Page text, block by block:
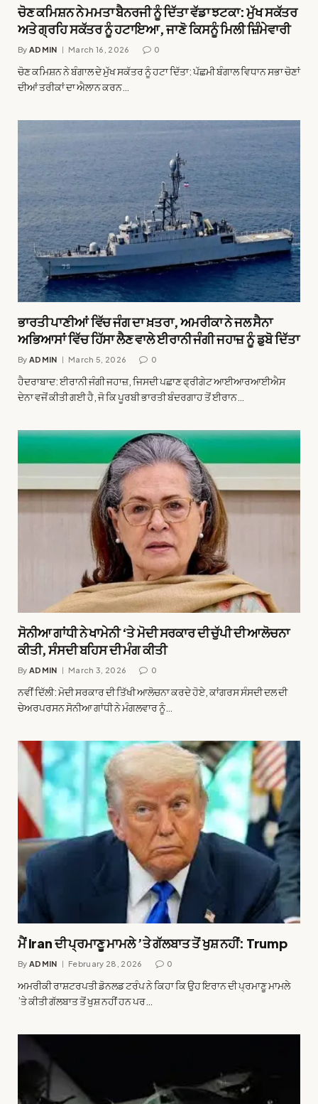
ਚੋਣ ਕਮਿਸ਼ਨ ਨੇ ਮਮਤਾ ਬੈਨਰਜੀ ਨੂੰ ਦਿੱਤਾ ਵੱਡਾ ਝਟਕਾ: ਮੁੱਖ ਸਕੱਤਰ
ਅਤੇ ਗ੍ਰਹਿ ਸਕੱਤਰ ਨੂੰ ਹਟਾਇਆ, ਜਾਣੋ ਕਿਸਨੂੰ ਮਿਲੀ ਜ਼ਿੰਮੇਵਾਰੀ
By ADMIN March 16, 2026 0
ਚੋਣ ਕਮਿਸ਼ਨ ਨੇ ਬੰਗਾਲ ਦੇ ਮੁੱਖ ਸਕੱਤਰ ਨੂੰ ਹਟਾ ਦਿੱਤਾ: ਪੱਛਮੀ ਬੰਗਾਲ ਵਿਧਾਨ ਸਭਾ ਚੋਣਾਂ
ਦੀਆਂ ਤਰੀਕਾਂ ਦਾ ਐਲਾਨ ਕਰਨ…
ਭਾਰਤੀ ਪਾਣੀਆਂ ਵਿੱਚ ਜੰਗ ਦਾ ਖ਼ਤਰਾ, ਅਮਰੀਕਾ ਨੇ ਜਲ ਸੈਨਾ
ਅਭਿਆਸਾਂ ਵਿੱਚ ਹਿੱਸਾ ਲੈਣ ਵਾਲੇ ਈਰਾਨੀ ਜੰਗੀ ਜਹਾਜ਼ ਨੂੰ ਡੁਬੋ ਦਿੱਤਾ
By ADMIN March 5, 2026 0
ਹੈਦਰਾਬਾਦ: ਈਰਾਨੀ ਜੰਗੀ ਜਹਾਜ਼, ਜਿਸਦੀ ਪਛਾਣ ਫ੍ਰੀਗੇਟ ਆਈਆਰਆਈਐਸ
ਦੇਨਾ ਵਜੋਂ ਕੀਤੀ ਗਈ ਹੈ, ਜੋ ਕਿ ਪੂਰਬੀ ਭਾਰਤੀ ਬੰਦਰਗਾਹ ਤੋਂ ਈਰਾਨ…
ਸੋਨੀਆ ਗਾਂਧੀ ਨੇ ਖਾਮੇਨੀ ‘ਤੇ ਮੋਦੀ ਸਰਕਾਰ ਦੀ ਚੁੱਪੀ ਦੀ ਆਲੋਚਨਾ
ਕੀਤੀ, ਸੰਸਦੀ ਬਹਿਸ ਦੀ ਮੰਗ ਕੀਤੀ
By ADMIN March 3, 2026 0
ਨਵੀਂ ਦਿੱਲੀ: ਮੋਦੀ ਸਰਕਾਰ ਦੀ ਤਿੱਖੀ ਆਲੋਚਨਾ ਕਰਦੇ ਹੋਏ, ਕਾਂਗਰਸ ਸੰਸਦੀ ਦਲ ਦੀ
ਚੇਅਰਪਰਸਨ ਸੋਨੀਆ ਗਾਂਧੀ ਨੇ ਮੰਗਲਵਾਰ ਨੂੰ…
ਮੈਂ Iran ਦੀ ਪ੍ਰਮਾਣੂ ਮਾਮਲੇ ’ਤੇ ਗੱਲਬਾਤ ਤੋਂ ਖੁਸ਼ ਨਹੀਂ: Trump
By ADMIN February 28, 2026 0
ਅਮਰੀਕੀ ਰਾਸ਼ਟਰਪਤੀ ਡੋਨਲਡ ਟਰੰਪ ਨੇ ਕਿਹਾ ਕਿ ਉਹ ਇਰਾਨ ਦੀ ਪ੍ਰਮਾਣੂ ਮਾਮਲੇ
’ਤੇ ਕੀਤੀ ਗੱਲਬਾਤ ਤੋਂ ਖੁਸ਼ ਨਹੀਂ ਹਨ ਪਰ…